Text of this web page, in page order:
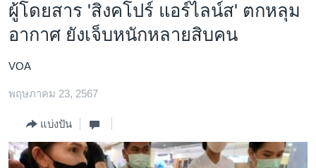
ไป
เนื้อหา
ข้าม
ไป
ข้าม
ไป
โลก
เอเชีย
สหรัฐฯ
ไทย
ธุรกิจ
วิทยาศาสตร์
ผู้โดยสาร 'สิงคโปร์ แอร์ไลน์ส' ตกหลุม
อากาศ ยังเจ็บหนักหลายสิบคน
VOA
พฤษภาคม 23, 2567
แบ่งปัน